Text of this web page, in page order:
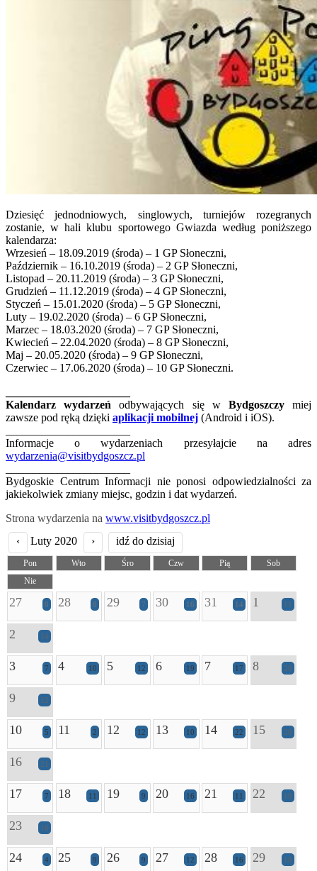
Dziesięć jednodniowych, singlowych, turniejów rozegranych
zostanie, w hali klubu sportowego Gwiazda według poniższego
kalendarza:
Wrzesień – 18.09.2019 (środa) – 1 GP Słoneczni,
Październik – 16.10.2019 (środa) – 2 GP Słoneczni,
Listopad – 20.11.2019 (środa) – 3 GP Słoneczni,
Grudzień – 11.12.2019 (środa) – 4 GP Słoneczni,
Styczeń – 15.01.2020 (środa) – 5 GP Słoneczni,
Luty – 19.02.2020 (środa) – 6 GP Słoneczni,
Marzec – 18.03.2020 (środa) – 7 GP Słoneczni,
Kwiecień – 22.04.2020 (środa) – 8 GP Słoneczni,
Maj – 20.05.2020 (środa) – 9 GP Słoneczni,
Czerwiec – 17.06.2020 (środa) – 10 GP Słoneczni.
Kalendarz wydarzeń odbywających się w Bydgoszczymiej
zawsze pod ręką dzięki aplikacji mobilnej (Android i iOS).
Informacje o wydarzeniach przesyłajcie na adres
wydarzenia@visitbydgoszcz.pl
Bydgoskie Centrum Informacji nie ponosi odpowiedzialności za
jakiekolwiek zmiany miejsc, godzin i dat wydarzeń.
Strona wydarzenia na www.visitbydgoszcz.pl
‹
Luty 2020 › idź do dzisiaj
Pon Wto Śro Czw Pią
Sob
Nie
27 8 28 8 29 7 30 16 31 14 1 11
2 14
3 7 4 10 5 12 6 19 7 17 8 20
9 12
10 5 11 2 12 12 13 10 14 22 15 20
16 21
17 7 18 11 19 9 20 16 21 11 22 19
23 16
24 4 25 9 26 9 27 12 28 16 29 18